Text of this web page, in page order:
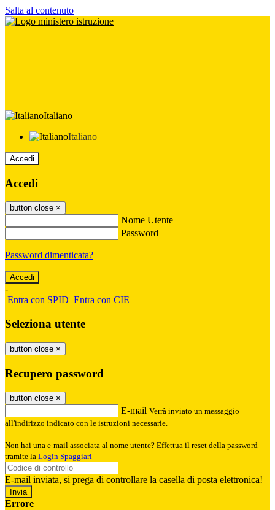
Salta al contenuto
Italiano
Italiano
Accedi
Accedi
button close ×
Nome Utente
Password
Password dimenticata?
-
Entra con SPID Entra con CIE
Seleziona utente
button close ×
Recupero password
button close ×
E-mail Verrà inviato un messaggio
all'indirizzo indicato con le istruzioni necessarie.
Non hai una e-mail associata al nome utente? Effettua il reset della password
tramite la Login Spaggiari
E-mail inviata, si prega di controllare la casella di posta elettronica!
Errore